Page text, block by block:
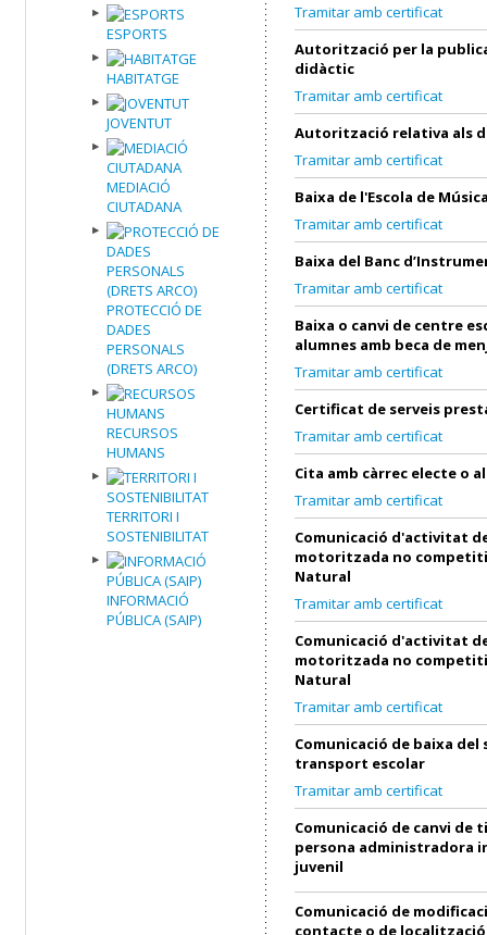
ESPORTS
HABITATGE
JOVENTUT
MEDIACIÓ
CIUTADANA
PROTECCIÓ DE
DADES
PERSONALS
(DRETS ARCO)
RECURSOS
HUMANS
TERRITORI I
SOSTENIBILITAT
INFORMACIÓ
PÚBLICA (SAIP)
Tramitar amb certificat
Autorització per la
didàctic
Tramitar amb certificat
Autorització relativa als
Tramitar amb certificat
Baixa de l'Escola de
Tramitar amb certificat
Baixa del Banc
Tramitar amb certificat
Baixa o canvi de centre
alumnes amb beca de
Tramitar amb certificat
Certificat de serveis
Tramitar amb certificat
Cita amb càrrec electe o
Tramitar amb certificat
Comunicació d'activitat
motoritzada no
Natural
Tramitar amb certificat
Comunicació d'activitat
motoritzada no
Natural
Tramitar amb certificat
Comunicació de baixa del
transport escolar
Tramitar amb certificat
Comunicació de canvi de
persona administradora
juvenil
Comunicació de
contacte o de